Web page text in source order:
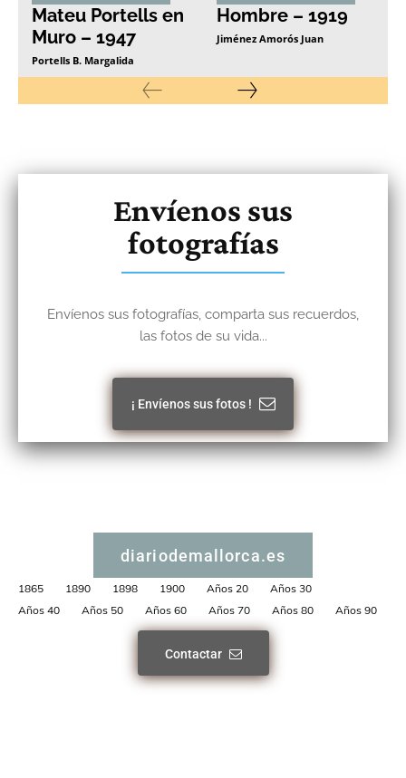
Mateu Portells en
Muro – 1947
Portells B. Margalida
Hombre – 1919
Jiménez Amorós Juan
Envíenos sus
fotografías
Envíenos sus fotografías, comparta sus recuerdos,
las fotos de su vida...
¡ Envíenos sus fotos !
diariodemallorca.es
1865 1890 1898 1900 Años 20
Años 30
Años 40
Años 50 Años 60 Años 70 Años 80 Años 90
Contactar